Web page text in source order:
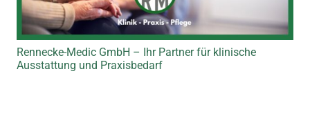
Rennecke-Medic GmbH – Ihr Partner für klinische
Ausstattung und Praxisbedarf